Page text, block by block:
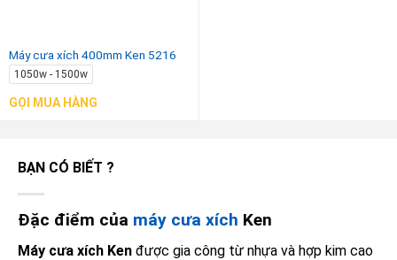
Máy cưa xích 400mm Ken 5216
1050w - 1500w
GỌI MUA HÀNG
BẠN CÓ BIẾT ?
Đặc điểm của máy cưa xích Ken
Máy cưa xích Ken được gia công từ nhựa và hợp kim cao